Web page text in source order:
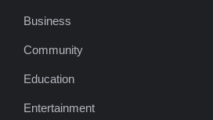
Business
Community
Education
Entertainment